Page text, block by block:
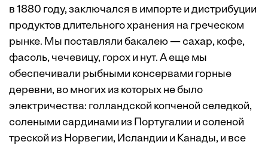
в 1880 году, заключался в импорте и дистрибуции
продуктов длительного хранения на греческом
рынке. Мы поставляли бакалею — сахар, кофе,
фасоль, чечевицу, горох и нут. А еще мы
обеспечивали рыбными консервами горные
деревни, во многих из которых не было
электричества: голландской копченой селедкой,
солеными сардинами из Португалии и соленой
треской из Норвегии, Исландии и Канады, и все